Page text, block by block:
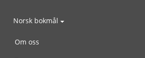
Norsk bokmål
Om oss